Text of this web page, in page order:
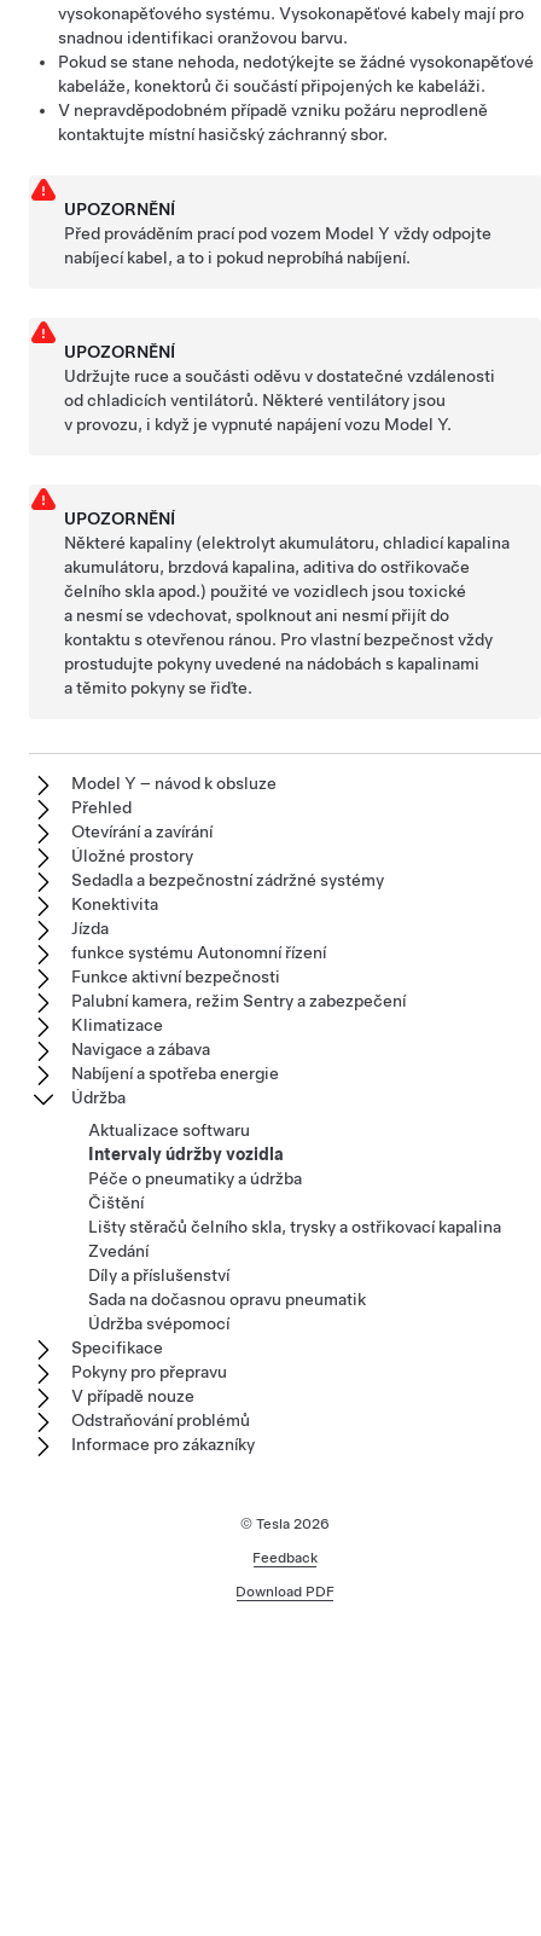
vysokonapěťového systému. Vysokonapěťové kabely mají pro
snadnou identifikaci oranžovou barvu.
Pokud se stane nehoda, nedotýkejte se žádné vysokonapěťové
kabeláže, konektorů či součástí připojených ke kabeláži.
V nepravděpodobném případě vzniku požáru neprodleně
kontaktujte místní hasičský záchranný sbor.
UPOZORNĚNÍ
Před prováděním prací pod vozem Model Y vždy odpojte
nabíjecí kabel, a to i pokud neprobíhá nabíjení.
UPOZORNĚNÍ
Udržujte ruce a součásti oděvu v dostatečné vzdálenosti
od chladicích ventilátorů. Některé ventilátory jsou
v provozu, i když je vypnuté napájení vozu Model Y.
UPOZORNĚNÍ
Některé kapaliny (elektrolyt akumulátoru, chladicí kapalina
akumulátoru, brzdová kapalina, aditiva do ostřikovače
čelního skla apod.) použité ve vozidlech jsou toxické
a nesmí se vdechovat, spolknout ani nesmí přijít do
kontaktu s otevřenou ránou. Pro vlastní bezpečnost vždy
prostudujte pokyny uvedené na nádobách s kapalinami
a těmito pokyny se řiďte.
Model Y – návod k obsluze
Přehled
Otevírání a zavírání
Úložné prostory
Sedadla a bezpečnostní zádržné systémy
Konektivita
Jízda
funkce systému Autonomní řízení
Funkce aktivní bezpečnosti
Palubní kamera, režim Sentry a zabezpečení
Klimatizace
Navigace a zábava
Nabíjení a spotřeba energie
Údržba
Aktualizace softwaru
Intervaly údržby vozidla
Péče o pneumatiky a údržba
Čištění
Lišty stěračů čelního skla, trysky a ostřikovací kapalina
Zvedání
Díly a příslušenství
Sada na dočasnou opravu pneumatik
Údržba svépomocí
Specifikace
Pokyny pro přepravu
V případě nouze
Odstraňování problémů
Informace pro zákazníky
© Tesla 2026
Feedback
Download PDF